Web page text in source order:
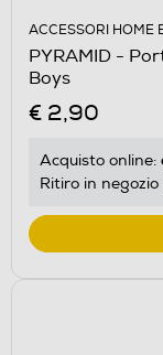
ACCESSORI HOME
PYRAMID -
Boys
€ 2,90
Acquisto online:
Ritiro in